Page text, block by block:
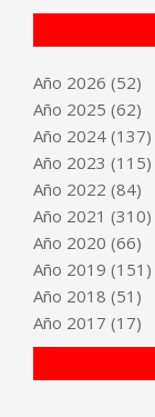
Año 2026 (52)
Año 2025 (62)
Año 2024 (137)
Año 2023 (115)
Año 2022 (84)
Año 2021 (310)
Año 2020 (66)
Año 2019 (151)
Año 2018 (51)
Año 2017 (17)